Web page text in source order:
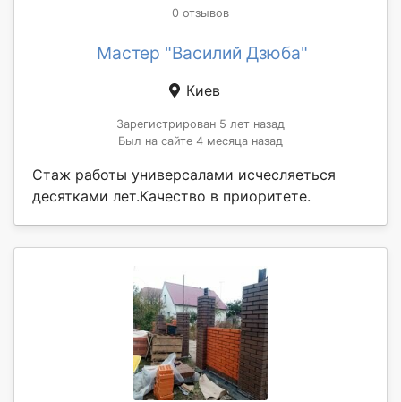
0 отзывов
Мастер "Василий Дзюба"
Киев
Зарегистрирован 5 лет назад
Был на сайте 4 месяца назад
Стаж работы универсалами исчесляеться
десятками лет.Качество в приоритете.